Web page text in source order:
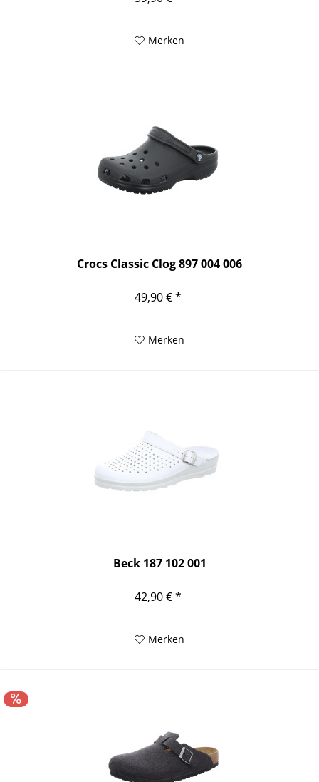
Merken
Crocs Classic Clog 897 004 006
49,90 € *
Merken
Beck 187 102 001
42,90 € *
Merken